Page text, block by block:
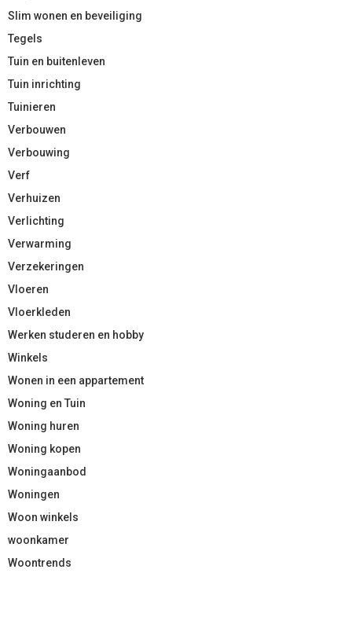
Slim wonen en beveiliging
Tegels
Tuin en buitenleven
Tuin inrichting
Tuinieren
Verbouwen
Verbouwing
Verf
Verhuizen
Verlichting
Verwarming
Verzekeringen
Vloeren
Vloerkleden
Werken studeren en hobby
Winkels
Wonen in een appartement
Woning en Tuin
Woning huren
Woning kopen
Woningaanbod
Woningen
Woon winkels
woonkamer
Woontrends